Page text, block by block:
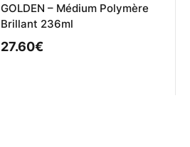
GOLDEN – Médium Polymère
Brillant 236ml
27.60€